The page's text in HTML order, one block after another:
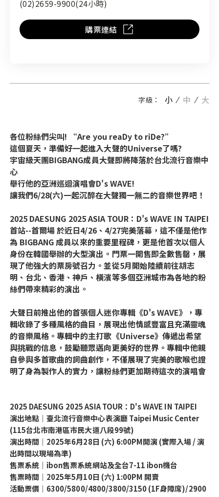
(02)2659-9900(24小時)
購票連結
字級： 小 中 大
各位粉絲們尖叫! “Are you reaDy to riDe?”
這個夏天，準備好一起進入大聲的Universe了嗎?
宇宙級天團BIGBANG成員大聲即將降落於台北流行音樂中
心
舉行他的亞洲巡迴演唱會D's WAVE!
讓我們6/28(六)一起沉醉在大聲獨一無二的音樂世界吧！
2025 DAESUNG 2025 ASIA TOUR：D's WAVE IN TAIPEI
首站--首爾場 於近日4/26、4/27完美落幕，這不僅是他作
為 BIGBANG 成員以來的重要里程碑，更是他首次以個人
身份在韓國舉辦的大型演出。門票一開售即全數售罄，展
現了他強大的票房號召力。並從5月開始陸續前往胡志
明、台北、香港、神戶、橫濱等多個亞洲城市為各地的粉
絲們帶來精彩的演出。
大聲日前推出他的首張個人迷你專輯《D's WAVE》，專
輯收錄了多種風格的曲目，展現出他情感豐富且充滿靈魂
的音樂風格。專輯中的主打歌《Universe》傳遞出希望
與挑戰的信息，鼓勵聽眾邁向更美好的世界。專輯中他親
自參與多首歌曲的詞曲創作，不僅展現了完美的歌喉也證
明了身為製作人的實力，讓粉絲們更加期待這次的演唱會
2025 DAESUNG 2025 ASIA TOUR：D's WAVE IN TAIPEI
演出地點｜臺北流行音樂中心表演廳 Taipei Music Center
(115台北市南港區市民大道八段99號)
演出時間｜2025年6月28日 (六) 6:00PM開演 (實際入場 / 演
出時間以現場為準)
售票系統｜ibon售票系統網站及全台7-11 ibon機台
售票時間｜2025年5月10日 (六) 1:00PM 開賣
活動票價｜6300/5800/4800/3800/3150 (1F身障席)/2900